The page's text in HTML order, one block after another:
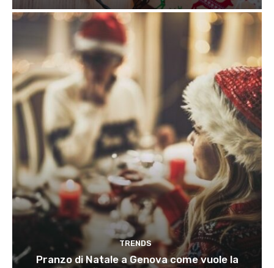
TRENDS
Pranzo di Natale a Genova come vuole la